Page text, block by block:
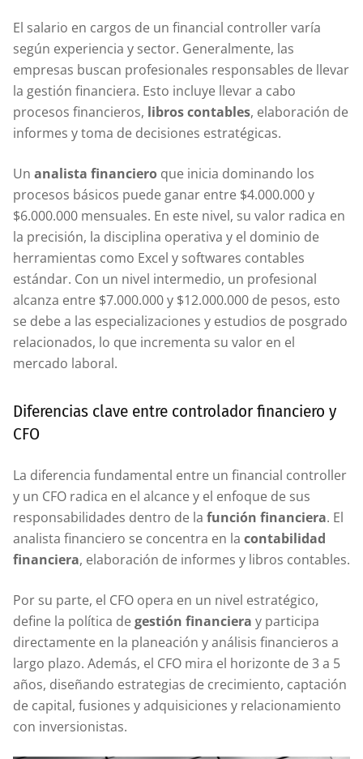
El salario en cargos de un financial controller varía
según experiencia y sector. Generalmente, las
empresas buscan profesionales responsables de llevar
la gestión financiera. Esto incluye llevar a cabo
procesos financieros, libros contables, elaboración de
informes y toma de decisiones estratégicas.
Un analista financiero que inicia dominando los
procesos básicos puede ganar entre $4.000.000 y
$6.000.000 mensuales. En este nivel, su valor radica en
la precisión, la disciplina operativa y el dominio de
herramientas como Excel y softwares contables
estándar. Con un nivel intermedio, un profesional
alcanza entre $7.000.000 y $12.000.000 de pesos, esto
se debe a las especializaciones y estudios de posgrado
relacionados, lo que incrementa su valor en el
mercado laboral.
Diferencias clave entre controlador financiero y
CFO
La diferencia fundamental entre un financial controller
y un CFO radica en el alcance y el enfoque de sus
responsabilidades dentro de la función financiera. El
analista financiero se concentra en la contabilidad
financiera, elaboración de informes y libros contables.
Por su parte, el CFO opera en un nivel estratégico,
define la política degestión financiera y participa
directamente en la planeación y análisis financieros a
largo plazo. Además, el CFO mira el horizonte de 3 a 5
años, diseñando estrategias de crecimiento, captación
de capital, fusiones y adquisiciones y relacionamiento
con inversionistas.